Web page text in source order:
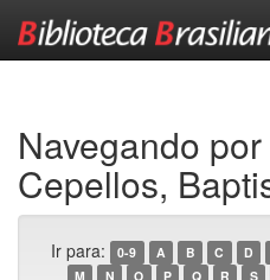
Navegando
Cepellos,
Ir para: 0-9 A B C D
M
N O P Q R S